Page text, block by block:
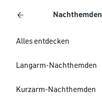
Nachthemden
Alles entdecken
Langarm-Nachthemden
Kurzarm-Nachthemden